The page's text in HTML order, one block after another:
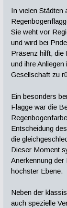
In vielen Städten
Sie weht vor
und wird bei
Präsenz hilft, die
und ihre
Gesellschaft zu
Ein besonders
Flagge war die
Entscheidung
die
Dieser Moment
Anerkennung
höchster Ebene.
Neben der
auch spezielle